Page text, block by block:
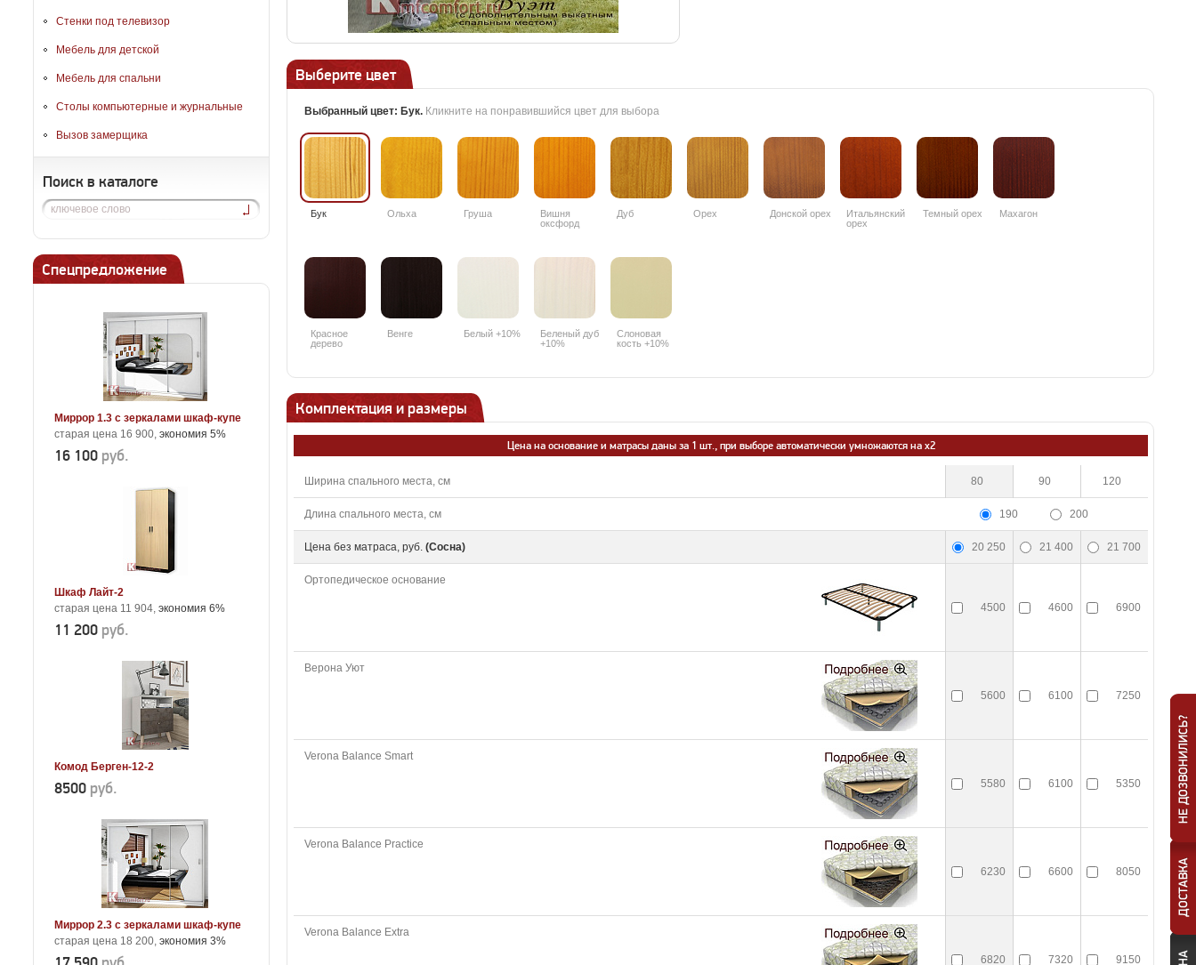
Стенки под телевизор
Мебель для детской
Мебель для спальни
Столы компьютерные и журнальные
Вызов замерщика
Поиск в каталоге
Спецпредложение
Миррор 1.3 с зеркалами шкаф-купе
старая цена 16 900, экономия 5%
16 100 руб.
Шкаф Лайт-2
старая цена 11 904, экономия 6%
11 200 руб.
Комод Берген-12-2
8500 руб.
Миррор 2.3 с зеркалами шкаф-купе
старая цена 18 200, экономия 3%
Выберите цвет
Выбранный цвет: Бук. Кликните на понравившийся цвет для выбора
Бук Ольха Груша
Вишня
оксфорд
Дуб Орех Донской орех
Итальянский
орех
Темный орех Махагон
Красное
дерево
Венге Белый +10%
Беленый дуб
+10%
Слоновая
кость +10%
Комплектация и размеры
Цена на основание и матрасы даны за 1 шт., при выборе автоматически умножаются на х2
Ширина спального места, см 80 90 120
Длина спального места, см 190 200
Цена без матраса, руб. (Сосна) 20 250 21 400 21 700
Ортопедическое основание
4500 4600 6900
Верона Уют
5600 6100 7250
Verona Balance Smart
5580 6100 5350
Verona Balance Practice
6230 6600 8050
Verona Balance Extra
6820 7320 9150